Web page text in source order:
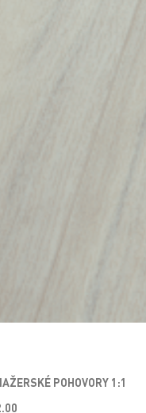
POHOVORY 1:1